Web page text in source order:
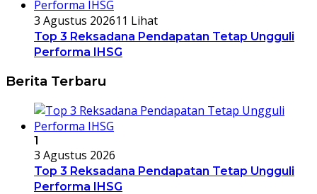
3 Agustus 202611 Lihat
Top 3 Reksadana Pendapatan Tetap Ungguli
Performa IHSG
Berita Terbaru
1
3 Agustus 2026
Top 3 Reksadana Pendapatan Tetap Ungguli
Performa IHSG